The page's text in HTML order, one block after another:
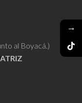
al Boyacá.)
→